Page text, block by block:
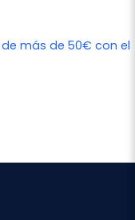
más de 50€ con el